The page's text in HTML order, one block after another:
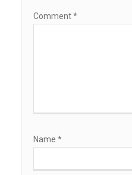
Comment*
Name *